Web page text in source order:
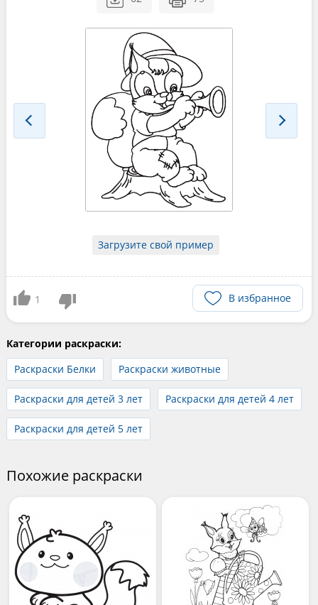
Загрузите свой пример
1 В избранное
Категории раскраски:
Раскраски Белки
Раскраски животные
Раскраски для детей 3 лет Раскраски для детей 4 лет
Раскраски для детей 5 лет
Похожие раскраски